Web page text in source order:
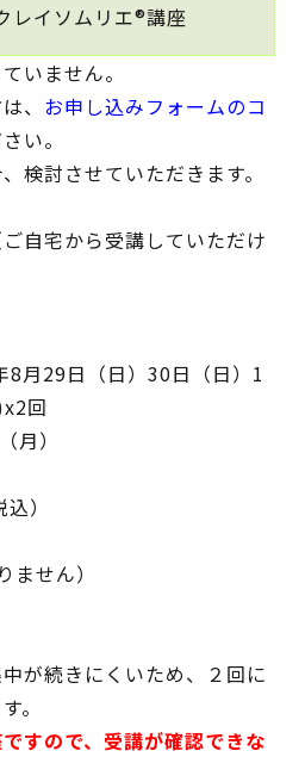
レイソムリエ®講座
いません。
、 お申し込みフォームのコ
い。
検討させていただきます。
自宅から受講していただけ
8月29日（日）30日（日）1
回
）
）
せん）
が続きにくいため、２回に
。
すので、受講が確認できな